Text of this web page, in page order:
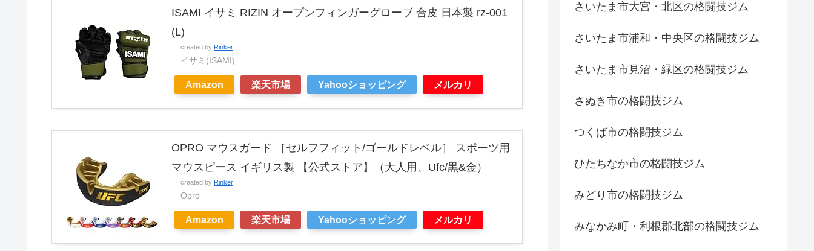
ISAMI イサミ RIZIN オープンフィンガーグローブ 合皮 日本製 rz-001
(L)
created by Rinker
イサミ(ISAMI)
Amazon 楽天市場 Yahooショッピング メルカリ
OPRO マウスガード ［セルフフィット/ゴールドレベル］ スポーツ用
マウスピース イギリス製 【公式ストア】（大人用、Ufc/黒&金）
created by Rinker
Opro
Amazon 楽天市場 Yahooショッピング メルカリ
さいたま市大宮・北区の格闘技ジム
さいたま市浦和・中央区の格闘技ジム
さいたま市見沼・緑区の格闘技ジム
さぬき市の格闘技ジム
つくば市の格闘技ジム
ひたちなか市の格闘技ジム
みどり市の格闘技ジム
みなかみ町・利根郡北部の格闘技ジム